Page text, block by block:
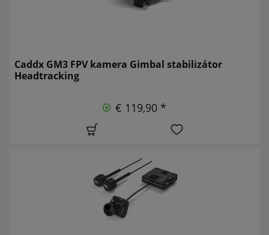
Caddx GM3 FPV kamera Gimbal stabilizátor
Headtracking
€ 119,90 *